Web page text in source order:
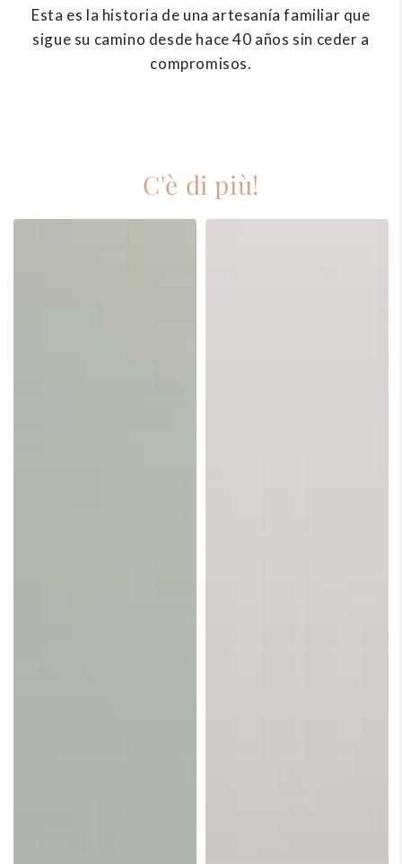
Esta es la historia de una artesanía familiar que
sigue su camino desde hace 40 años sin ceder a
compromisos.
C'è di più!